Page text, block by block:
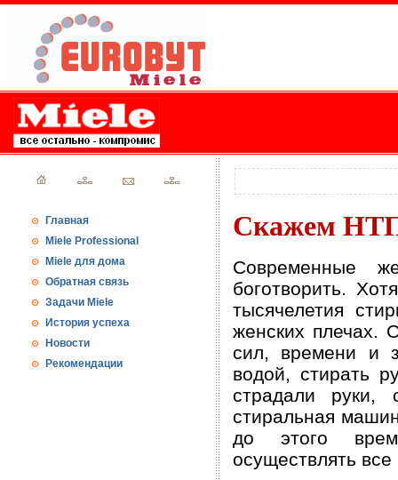
Главная
Miele Professional
Miele для дома
Обратная связь
Задачи Miele
История успеха
Новости
Рекомендации
Скажем НТП
Современные
боготворить.
тысячелетия
женских плечах.
сил, времени и
водой, стирать
страдали
стиральная
до этого
осуществлять